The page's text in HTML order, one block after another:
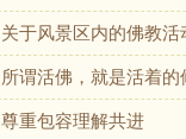
关于风景区内的佛教
所谓活佛，就是活着的
尊重包容理解共进